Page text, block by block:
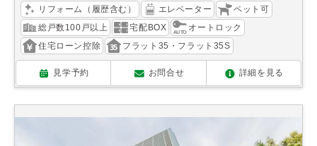
リフォーム（履歴含む）
エレベーター
ペット可
総戸数100戸以上
宅配BOX
オートロック
住宅ローン控除
フラット35・フラット35S
見学予約 お問合せ 詳細を見る